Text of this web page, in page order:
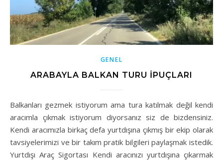
GENEL
ARABAYLA BALKAN TURU İPUÇLARI
Balkanları gezmek istiyorum ama tura katılmak değil kendi
aracımla çıkmak istiyorum diyorsanız siz de bizdensiniz.
Kendi aracımızla birkaç defa yurtdışına çıkmış bir ekip olarak
tavsiyelerimizi ve bir takım pratik bilgileri paylaşmak istedik.
Yurtdışı Araç Sigortası Kendi aracınızı yurtdışına çıkarmak